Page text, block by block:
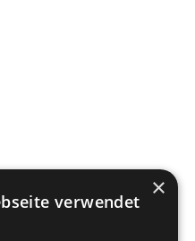
×
verwendet